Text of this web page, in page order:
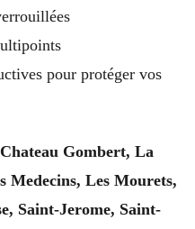
pour protéger vos
Chateau Gombert, La
Medecins, Les Mourets,
Saint-Jerome, Saint-